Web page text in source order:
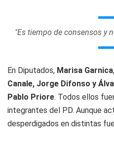
"Es tiempo de consensos y
En Diputados, Marisa
Canale, Jorge Difonso y
Pablo Priore. Todos ellos
integrantes del PD. Aunque
desperdigados en distintas